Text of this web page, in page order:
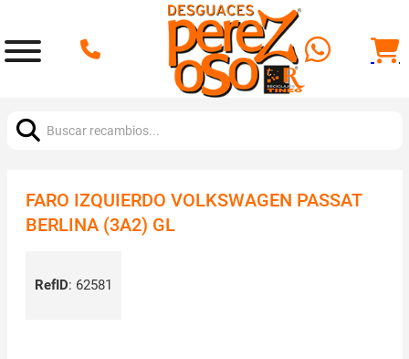
FARO IZQUIERDO VOLKSWAGEN PASSAT
BERLINA (3A2) GL
RefID: 62581